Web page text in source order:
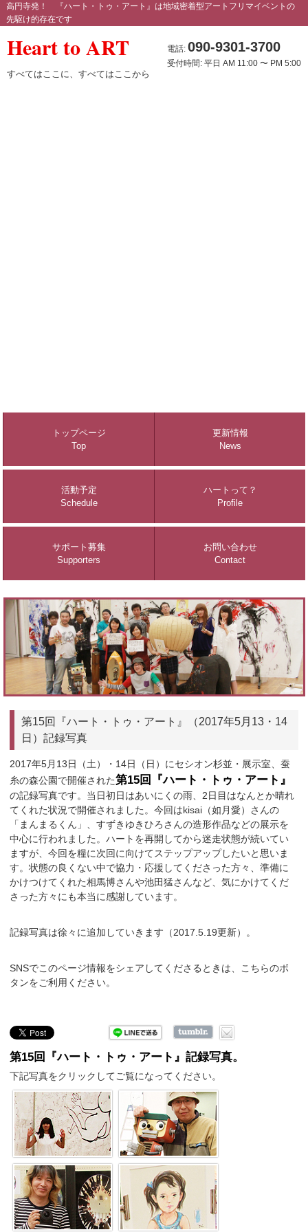
高円寺発！ 『ハート・トゥ・アート』は地域密着型アートフリマイベントの
先駆け的存在です
Heart to ART
すべてはここに、すべてはここから
電話: 090-9301-3700
受付時間: 平日 AM 11:00 〜 PM 5:00
トップページ
Top
更新情報
News
活動予定
Schedule
ハートって？
Profile
サポート募集
Supporters
お問い合わせ
Contact
第15回『ハート・トゥ・アート』（2017年5月13・14
日）記録写真
2017年5月13日（土）・14日（日）にセシオン杉並・展示室、蚕
糸の森公園で開催された第15回『ハート・トゥ・アート』
の記録写真です。当日初日はあいにくの雨、2日目はなんとか晴れ
てくれた状況で開催されました。今回はkisai（如月愛）さんの
「まんまるくん」、すずきゆきひろさんの造形作品などの展示を
中心に行われました。ハートを再開してから迷走状態が続いてい
ますが、今回を糧に次回に向けてステップアップしたいと思いま
す。状態の良くない中で協力・応援してくださった方々、準備に
かけつけてくれた相馬博さんや池田猛さんなど、気にかけてくだ
さった方々にも本当に感謝しています。
記録写真は徐々に追加していきます（2017.5.19更新）。
SNSでこのページ情報をシェアしてくださるときは、こちらのボ
タンをご利用ください。
第15回『ハート・トゥ・アート』記録写真。
下記写真をクリックしてご覧になってください。